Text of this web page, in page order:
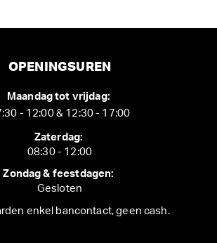
OPENINGSUREN
Maandag tot vrijdag:
- 12:00 & 12:30 - 17:00
Zaterdag:
08:30 - 12:00
Zondag & feestdagen:
Gesloten
enkel bancontact, geen cash.